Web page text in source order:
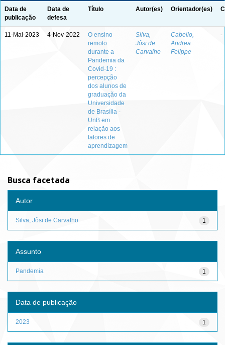
Data de
publicação
Data de
defesa
Título Autor(es) Orientador(es)
11-Mai-2023 4-Nov-2022
O ensino
remoto
durante a
Pandemia da
Covid-19 :
percepção
dos alunos de
graduação da
Universidade
de Brasília -
UnB em
relação aos
fatores de
aprendizagem
Silva,
Jôsi de
Carvalho
Cabello,
Andrea
Felippe
-
Busca facetada
Autor
1
Silva, Jôsi de Carvalho
Assunto
1
Pandemia
Data de publicação
1
2023